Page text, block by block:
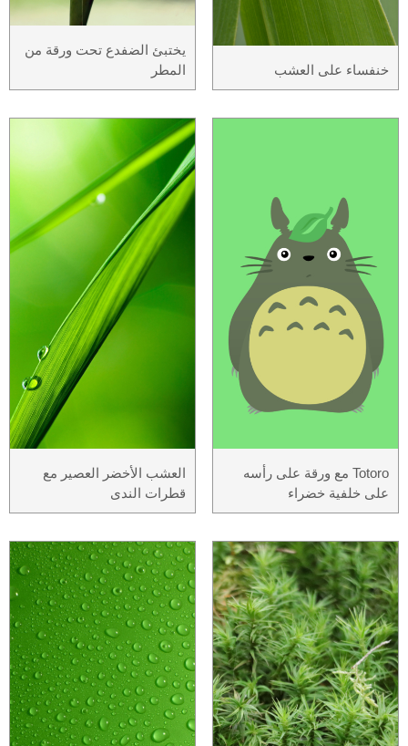
خنفساء على العشب
Totoro مع ورقة على رأسه
على خلفية خضراء
يختبئ الضفدع تحت ورقة من
المطر
العشب الأخضر العصير مع
قطرات الندى